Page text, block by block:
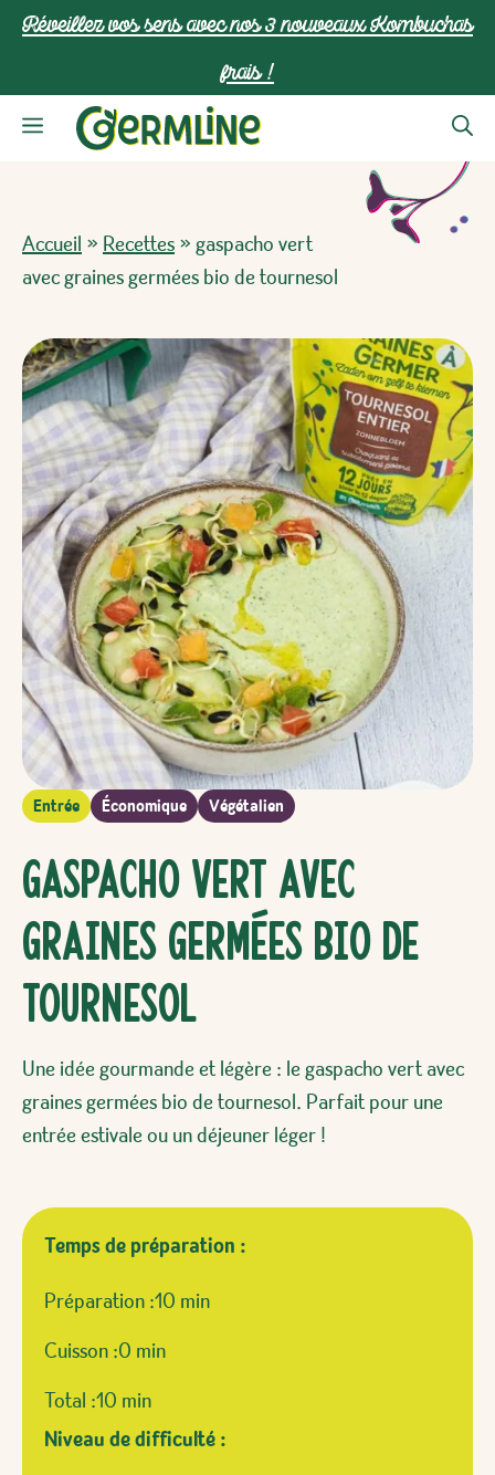
AllerRéveillez vos sens avec nos 3 nouveaux Kombuchas
frais !
Menu
Accueil » Recettes » gaspacho vert
avec graines germées bio de tournesol
Entrée Économique Végétalien
gaspacho vert avec
graines germées bio de
tournesol
Une idée gourmande et légère : le gaspacho vert avec
graines germées bio de tournesol. Parfait pour une
entrée estivale ou un déjeuner léger !
Temps de préparation :
Préparation :10 min
Cuisson :0 min
Total :10 min
Niveau de difficulté :